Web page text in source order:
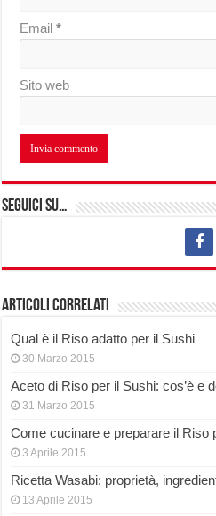
Email*
Sito web
Seguici su…
Articoli correlati
Qual è il Riso adatto per il Sushi
30 Marzo 2015
Aceto di Riso per il Sushi: cos’è e
31 Marzo 2015
Come cucinare e preparare il Riso
3 Aprile 2015
Ricetta Wasabi: proprietà,
13 Aprile 2015